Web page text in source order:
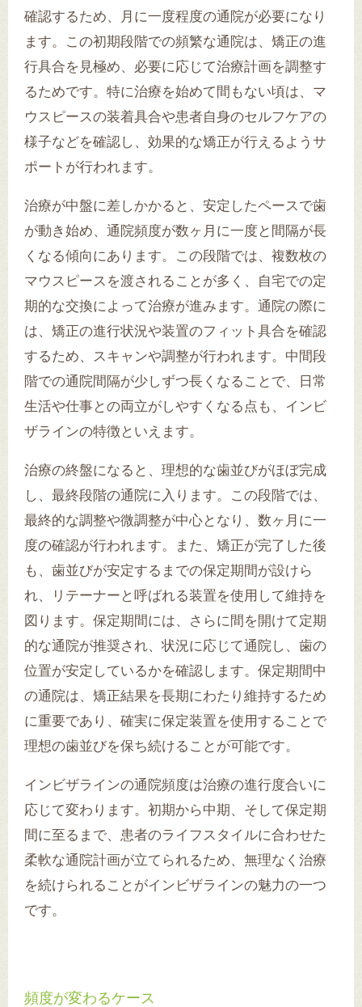
確認するため、月に一度程度の通院が必要になり
ます。この初期段階での頻繁な通院は、矯正の進
行具合を見極め、必要に応じて治療計画を調整す
るためです。特に治療を始めて間もない頃は、マ
ウスピースの装着具合や患者自身のセルフケアの
様子などを確認し、効果的な矯正が行えるようサ
ポートが行われます。
治療が中盤に差しかかると、安定したペースで歯
が動き始め、通院頻度が数ヶ月に一度と間隔が長
くなる傾向にあります。この段階では、複数枚の
マウスピースを渡されることが多く、自宅での定
期的な交換によって治療が進みます。通院の際に
は、矯正の進行状況や装置のフィット具合を確認
するため、スキャンや調整が行われます。中間段
階での通院間隔が少しずつ長くなることで、日常
生活や仕事との両立がしやすくなる点も、インビ
ザラインの特徴といえます。
治療の終盤になると、理想的な歯並びがほぼ完成
し、最終段階の通院に入ります。この段階では、
最終的な調整や微調整が中心となり、数ヶ月に一
度の確認が行われます。また、矯正が完了した後
も、歯並びが安定するまでの保定期間が設けら
れ、リテーナーと呼ばれる装置を使用して維持を
図ります。保定期間には、さらに間を開けて定期
的な通院が推奨され、状況に応じて通院し、歯の
位置が安定しているかを確認します。保定期間中
の通院は、矯正結果を長期にわたり維持するため
に重要であり、確実に保定装置を使用することで
理想の歯並びを保ち続けることが可能です。
インビザラインの通院頻度は治療の進行度合いに
応じて変わります。初期から中期、そして保定期
間に至るまで、患者のライフスタイルに合わせた
柔軟な通院計画が立てられるため、無理なく治療
を続けられることがインビザラインの魅力の一つ
です。
頻度が変わるケース